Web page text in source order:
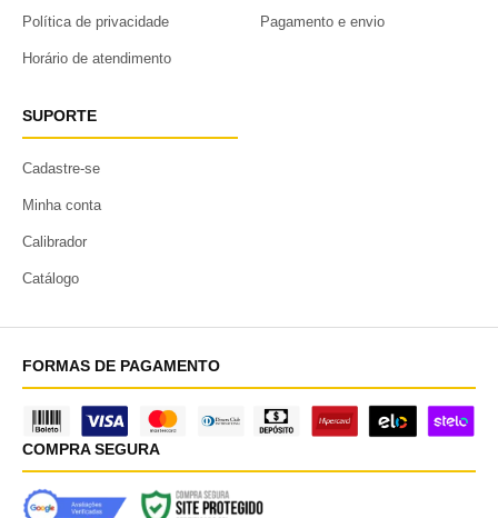
Política de privacidade
Horário de atendimento
Pagamento e envio
SUPORTE
Cadastre-se
Minha conta
Calibrador
Catálogo
FORMAS DE PAGAMENTO
COMPRA SEGURA